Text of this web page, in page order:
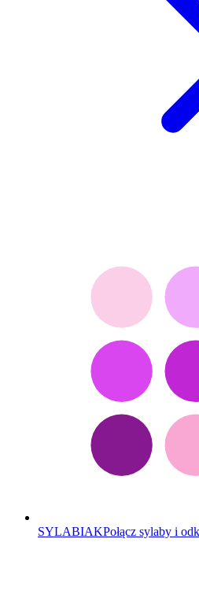
SYLABIAKPołącz sylaby i